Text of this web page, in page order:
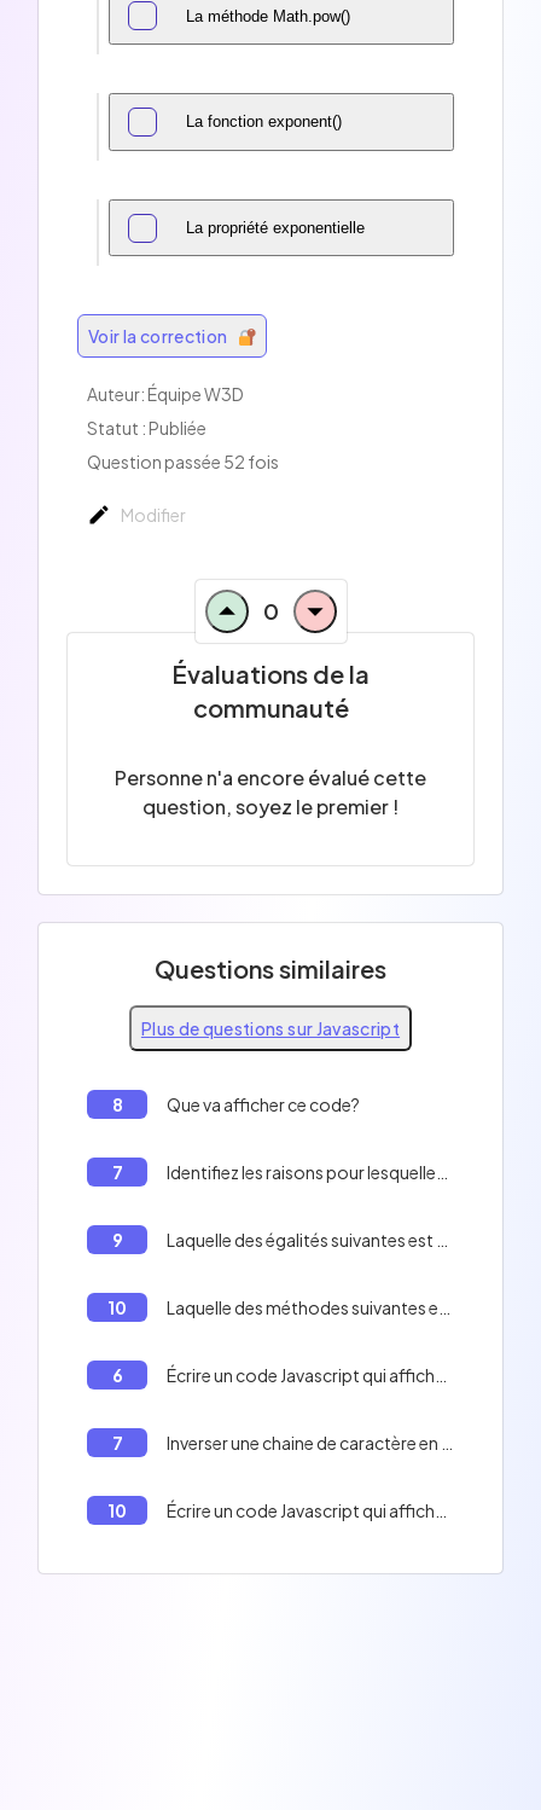
La méthode Math.pow()
La fonction exponent()
La propriété exponentielle
Voir la correction
Auteur: Équipe W3D
Statut : Publiée
Question passée 52 fois
Modifier
0
Évaluations de la
communauté
Personne n'a encore évalué cette
question, soyez le premier !
Questions similaires
Plus de questions sur Javascript
8 Que va afficher ce code?
7
9
10
6
7
10